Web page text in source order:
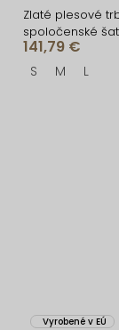
Zlaté plesové
spoločenské
RAVELLE s
141,79 €
S M L
Vyrobené v EÚ